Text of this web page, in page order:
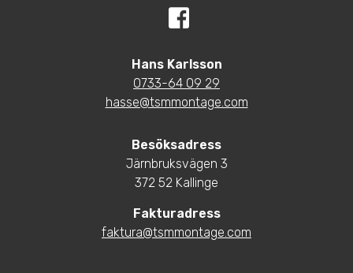
Hans Karlsson
0733-64 09 29
hasse@tsmmontage.com
Besöksadress
Järnbruksvägen 3
372 52 Kallinge
Fakturadress
faktura@tsmmontage.com